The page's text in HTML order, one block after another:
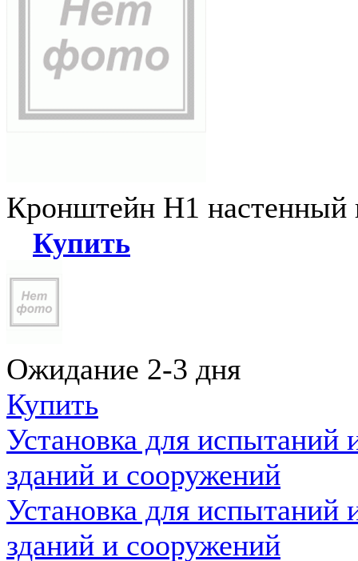
Кронштейн Н1
Купить
Ожидание 2-3 дня
Купить
Установка для испытаний
зданий и сооружений
Установка для испытаний
зданий и сооружений